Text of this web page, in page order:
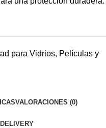
para Vidrios, Películas y
VALORACIONES (0)